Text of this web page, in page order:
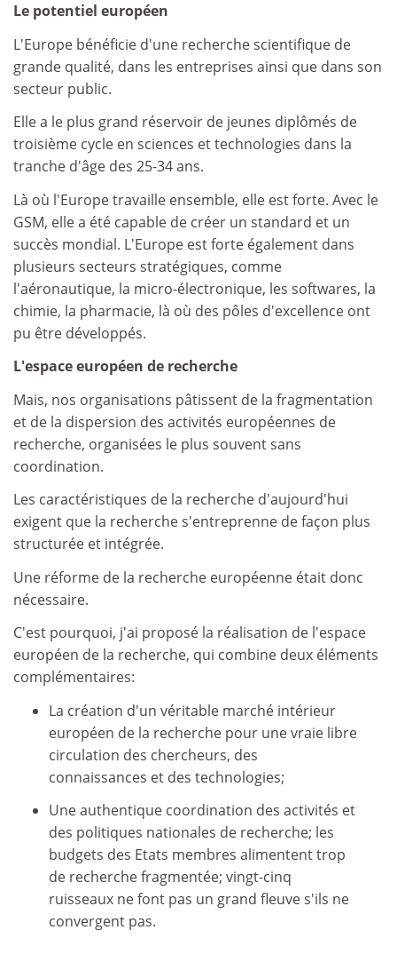
Le potentiel européen
L'Europe bénéficie d'une recherche scientifique de
grande qualité, dans les entreprises ainsi que dans son
secteur public.
Elle a le plus grand réservoir de jeunes diplômés de
troisième cycle en sciences et technologies dans la
tranche d'âge des 25-34 ans.
Là où l'Europe travaille ensemble, elle est forte. Avec le
GSM, elle a été capable de créer un standard et un
succès mondial. L'Europe est forte également dans
plusieurs secteurs stratégiques, comme
l'aéronautique, la micro-électronique, les softwares, la
chimie, la pharmacie, là où des pôles d'excellence ont
pu être développés.
L'espace européen de recherche
Mais, nos organisations pâtissent de la fragmentation
et de la dispersion des activités européennes de
recherche, organisées le plus souvent sans
coordination.
Les caractéristiques de la recherche d'aujourd'hui
exigent que la recherche s'entreprenne de façon plus
structurée et intégrée.
Une réforme de la recherche européenne était donc
nécessaire.
C'est pourquoi, j'ai proposé la réalisation de l'espace
européen de la recherche, qui combine deux éléments
complémentaires:
La création d'un véritable marché intérieur
européen de la recherche pour une vraie libre
circulation des chercheurs, des
connaissances et des technologies;
Une authentique coordination des activités et
des politiques nationales de recherche; les
budgets des Etats membres alimentent trop
de recherche fragmentée; vingt-cinq
ruisseaux ne font pas un grand fleuve s'ils ne
convergent pas.